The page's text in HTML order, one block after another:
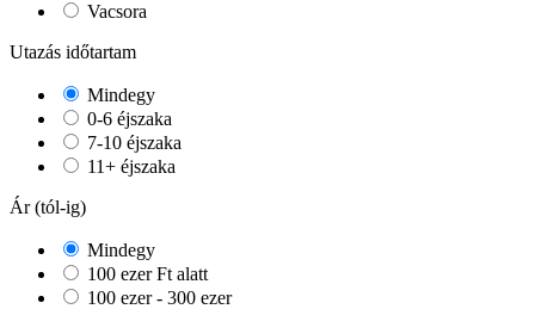
Vacsora
Utazás időtartam
Mindegy
0-6 éjszaka
7-10 éjszaka
11+ éjszaka
Ár (tól-ig)
Mindegy
100 ezer Ft alatt
100 ezer - 300 ezer